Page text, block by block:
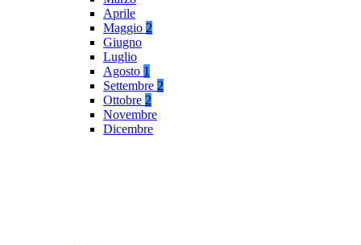
Aprile
Maggio 2
Giugno
Luglio
Agosto 1
Settembre 2
Ottobre 2
Novembre
Dicembre